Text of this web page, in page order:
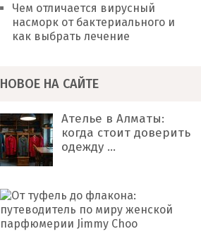
Чем отличается вирусный
насморк от бактериального и
как выбрать лечение
НОВОЕ НА САЙТЕ
Ателье в Алматы:
когда стоит доверить
одежду …